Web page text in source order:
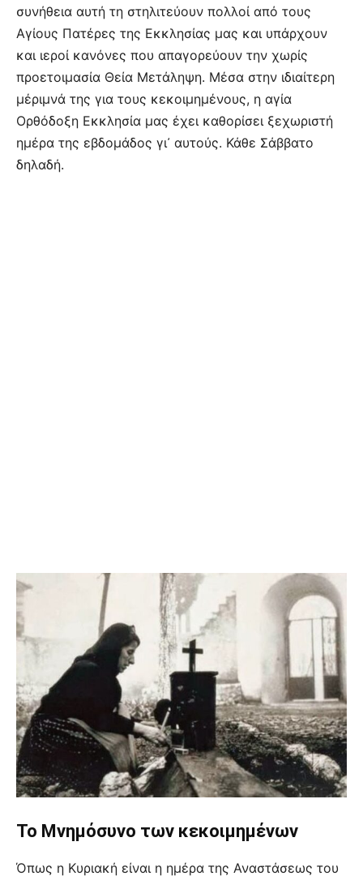
συνήθεια αυτή τη στηλιτεύουν πολλοί από τους
Αγίους Πατέρες της Εκκλησίας μας και υπάρχουν
και ιεροί κανόνες που απαγορεύουν την χωρίς
προετοιμασία Θεία Μετάληψη. Μέσα στην ιδιαίτερη
μέριμνά της για τους κεκοιμημένους, η αγία
Ορθόδoξη Εκκλησία μας έχει καθορίσει ξεχωριστή
ημέρα της εβδομάδος γι᾿ αυτούς. Κάθε Σάββατο
δηλαδή.
Το Μνημόσυνο των κεκοιμημένων
Όπως η Κυριακή είναι η ημέρα της Αναστάσεως του